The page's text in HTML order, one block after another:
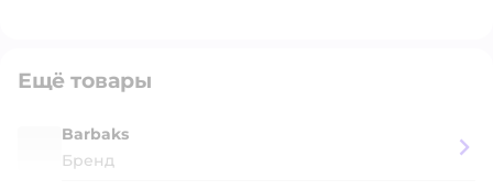
Ещё товары
Barbaks
Бренд